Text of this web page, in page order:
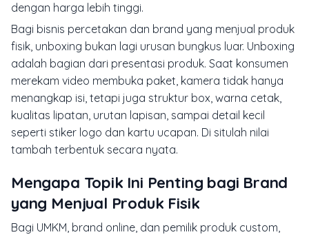
dengan harga lebih tinggi.
Bagi bisnis percetakan dan brand yang menjual produk
fisik, unboxing bukan lagi urusan bungkus luar. Unboxing
adalah bagian dari presentasi produk. Saat konsumen
merekam video membuka paket, kamera tidak hanya
menangkap isi, tetapi juga struktur box, warna cetak,
kualitas lipatan, urutan lapisan, sampai detail kecil
seperti stiker logo dan kartu ucapan. Di situlah nilai
tambah terbentuk secara nyata.
Mengapa Topik Ini Penting bagi Brand
yang Menjual Produk Fisik
Bagi UMKM, brand online, dan pemilik produk custom,